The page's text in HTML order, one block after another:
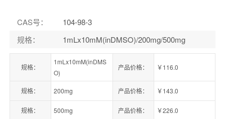
CAS号：
104-98-3
规格： 1mLx10mM(inDMSO)/200mg/500mg
规格：
1mLx10mM(inDMS
O)
产品价格： ￥116.0
规格： 200mg 产品价格： ￥143.0
规格： 500mg 产品价格： ￥226.0